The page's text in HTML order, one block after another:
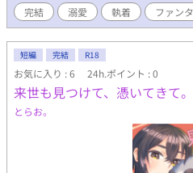
完結
溺愛 執着 ファン
短編 完結 R18
お気に入り : 6 24h.ポイント : 0
来世も見つけて、憑いてきて。
とらお。